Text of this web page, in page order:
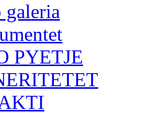
galeria
PYETJE